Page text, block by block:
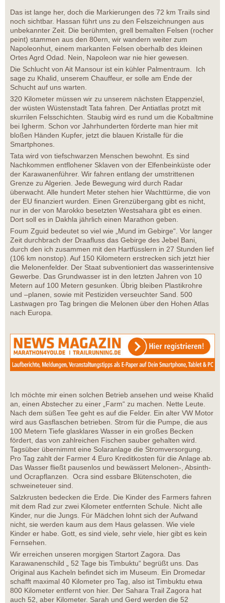
Das ist lange her, doch die Markierungen des 72 km Trails sind
noch sichtbar. Hassan führt uns zu den Felszeichnungen aus
unbekannter Zeit. Die berühmten, grell bemalten Felsen (rocher
peint) stammen aus den 80ern, wir wandern weiter zum
Napoleonhut, einem markanten Felsen oberhalb des kleinen
Ortes Agrd Odad. Nein, Napoleon war nie hier gewesen.
Die Schlucht von Ait Mansour ist ein kühler Palmentraum. Ich
sage zu Khalid, unserem Chauffeur, er solle am Ende der
Schucht auf uns warten.
320 Kilometer müssen wir zu unserem nächsten Etappenziel,
der wüsten Wüstenstadt Tata fahren. Der Antiatlas protzt mit
skurrilen Felsschichten. Staubig wird es rund um die Kobaltmine
bei Igherm. Schon vor Jahrhunderten förderte man hier mit
bloßen Händen Kupfer, jetzt die blauen Kristalle für die
Smartphones.
Tata wird von tiefschwarzen Menschen bewohnt. Es sind
Nachkommen entflohener Sklaven von der Elfenbeinküste oder
der Karawanenführer. Wir fahren entlang der umstrittenen
Grenze zu Algerien. Jede Bewegung wird durch Radar
überwacht. Alle hundert Meter stehen hier Wachttürme, die von
der EU finanziert wurden. Einen Grenzübergang gibt es nicht,
nur in der von Marokko besetzten Westsahara gibt es einen.
Dort soll es in Dakhla jährlich einen Marathon geben.
Foum Zguid bedeutet so viel wie „Mund im Gebirge“. Vor langer
Zeit durchbrach der Draafluss das Gebirge des Jebel Bani,
durch den ich zusammen mit den Hartfüsslern in 27 Stunden lief
(106 km nonstop). Auf 150 Kilometern erstrecken sich jetzt hier
die Melonenfelder. Der Staat subventioniert das wasserintensive
Gewerbe. Das Grundwasser ist in den letzten Jahren von 10
Metern auf 100 Metern gesunken. Übrig bleiben Plastikrohre
und –planen, sowie mit Pestiziden verseuchter Sand. 500
Lastwagen pro Tag bringen die Melonen über den Hohen Atlas
nach Europa.
Ich möchte mir einen solchen Betrieb ansehen und weise Khalid
an, einen Abstecher zu einer „Farm“ zu machen. Nette Leute.
Nach dem süßen Tee geht es auf die Felder. Ein alter VW Motor
wird aus Gasflaschen betrieben. Strom für die Pumpe, die aus
100 Metern Tiefe glasklares Wasser in ein großes Becken
fördert, das von zahlreichen Fischen sauber gehalten wird.
Tagsüber übernimmt eine Solaranlage die Stromversorgung.
Pro Tag zahlt der Farmer 4 Euro Kreditkosten für die Anlage ab.
Das Wasser fließt pausenlos und bewässert Melonen-, Absinth-
und Ocrapflanzen. Ocra sind essbare Blütenschoten, die
schweineteuer sind.
Salzkrusten bedecken die Erde. Die Kinder des Farmers fahren
mit dem Rad zur zwei Kilometer entfernten Schule. Nicht alle
Kinder, nur die Jungs. Für Mädchen lohnt sich der Aufwand
nicht, sie werden kaum aus dem Haus gelassen. Wie viele
Kinder er habe. Gott, es sind viele, sehr viele, hier gibt es kein
Fernsehen.
Wir erreichen unseren morgigen Startort Zagora. Das
Karawanenschild „ 52 Tage bis Timbuktu“ begrüßt uns. Das
Original aus Kacheln befindet sich im Museum. Ein Dromedar
schafft maximal 40 Kilometer pro Tag, also ist Timbuktu etwa
800 Kilometer entfernt von hier. Der Sahara Trail Zagora hat
auch 52, aber Kilometer. Sarah und Gerd werden die 52